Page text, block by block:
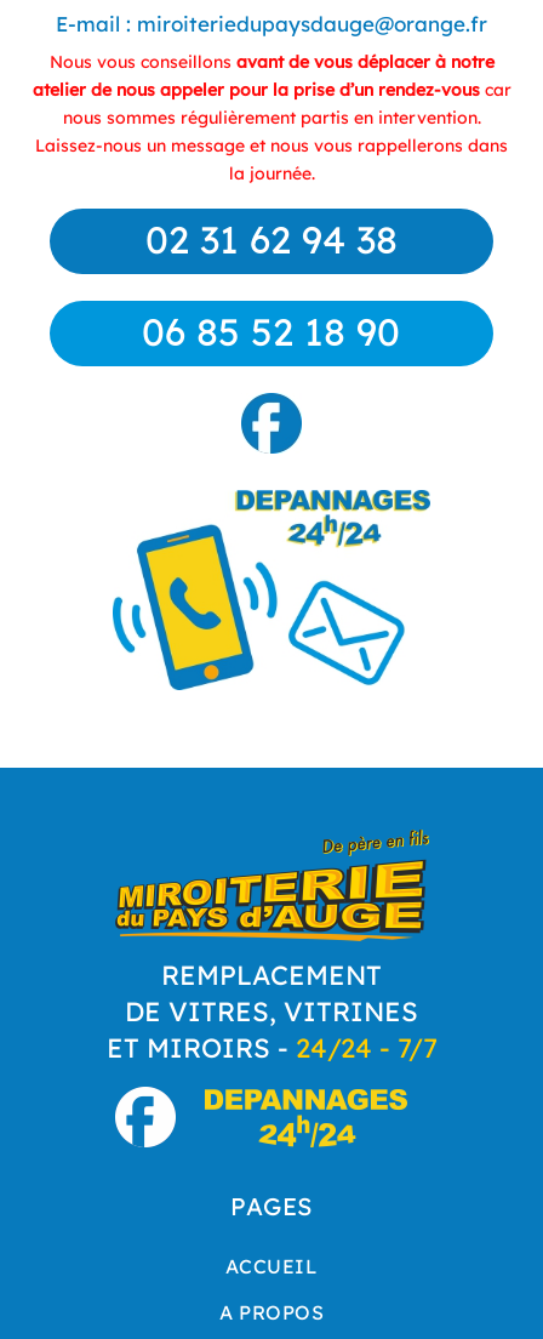
E-mail : miroiteriedupaysdauge@orange.fr
Nous vous conseillons avant de vous déplacer à notre
atelier de nous appeler pour la prise d’un rendez-vouscar
nous sommes régulièrement partis en intervention.
Laissez-nous un message et nous vous rappellerons dans
la journée.
02 31 62 94 38
06 85 52 18 90
REMPLACEMENT
DE VITRES, VITRINES
ET MIROIRS - 24/24 - 7/7
PAGES
ACCUEIL
A PROPOS